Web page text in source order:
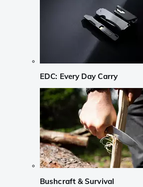
EDC: Every Day Carry
Bushcraft & Survival